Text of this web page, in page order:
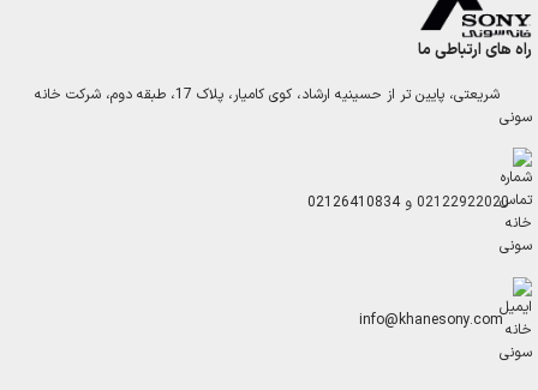
راه های ارتباطی ما
شریعتی، پایین تر از حسینیه ارشاد، کوی کامیار، پلاک 17، طبقه دوم، شرکت خانه
سونی
02122922020 و02126410834
info@khanesony.com